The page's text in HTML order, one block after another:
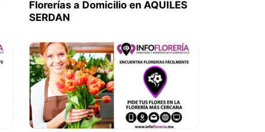
Florerías a Domicilio en AQUILES
SERDAN